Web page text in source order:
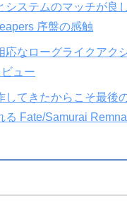
システムのマッチが良
序盤の感触
応なローグライクアク
ュー
してきたからこそ最後
る Fate/Samurai